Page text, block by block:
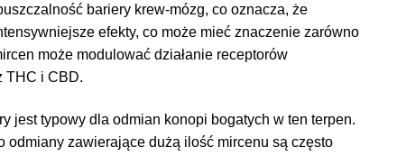
bariery krew-mózg, co oznacza, że
efekty, co może mieć znaczenie zarówno
może modulować działanie receptorów
THC i CBD.
jest typowy dla odmian konopi bogatych w ten terpen.
odmiany zawierające dużą ilość mircenu są często